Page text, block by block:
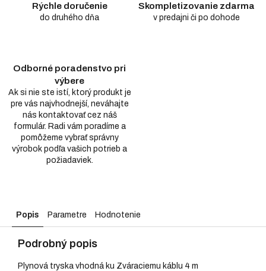
Rýchle doručenie
do druhého dňa
Skompletizovanie zdarma
v predajni či po dohode
Odborné poradenstvo pri
výbere
Ak si nie ste istí, ktorý produkt je
pre vás najvhodnejší, neváhajte
nás kontaktovať cez náš
formulár. Radi vám poradíme a
pomôžeme vybrať správny
výrobok podľa vašich potrieb a
požiadaviek.
Popis Parametre Hodnotenie
Podrobný popis
Plynová tryska vhodná ku Zváraciemu káblu 4 m